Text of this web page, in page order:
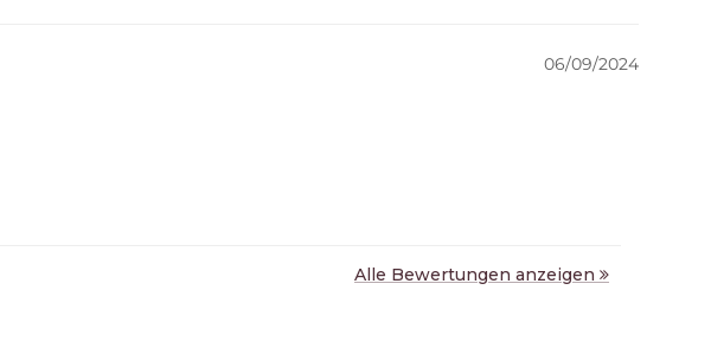
06/09/2024
Alle Bewertungen anzeigen